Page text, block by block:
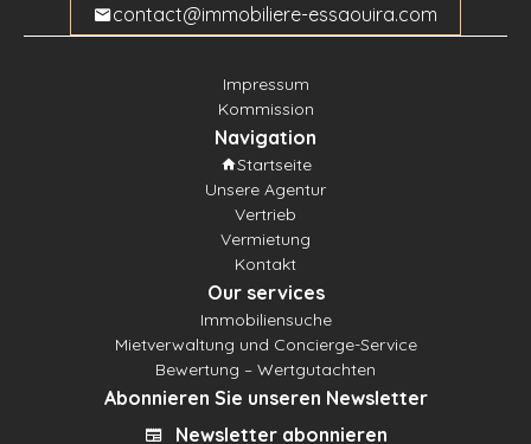
contact@immobiliere-essaouira.com
Impressum
Kommission
Navigation
Startseite
Unsere Agentur
Vertrieb
Vermietung
Kontakt
Our services
Immobiliensuche
Mietverwaltung und Concierge-Service
Bewertung – Wertgutachten
Abonnieren Sie unseren Newsletter
Newsletter abonnieren